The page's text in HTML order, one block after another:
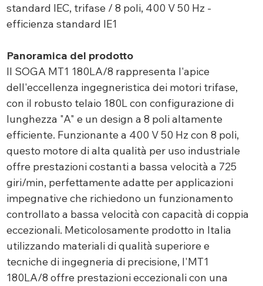
standard IEC, trifase / 8 poli, 400 V 50 Hz -
efficienza standard IE1
Panoramica del prodotto
Il SOGA MT1 180LA/8 rappresenta l'apice
dell'eccellenza ingegneristica dei motori trifase,
con il robusto telaio 180L con configurazione di
lunghezza "A" e un design a 8 poli altamente
efficiente. Funzionante a 400 V 50 Hz con 8 poli,
questo motore di alta qualità per uso industriale
offre prestazioni costanti a bassa velocità a 725
giri/min, perfettamente adatte per applicazioni
impegnative che richiedono un funzionamento
controllato a bassa velocità con capacità di coppia
eccezionali. Meticolosamente prodotto in Italia
utilizzando materiali di qualità superiore e
tecniche di ingegneria di precisione, l'MT1
180LA/8 offre prestazioni eccezionali con una